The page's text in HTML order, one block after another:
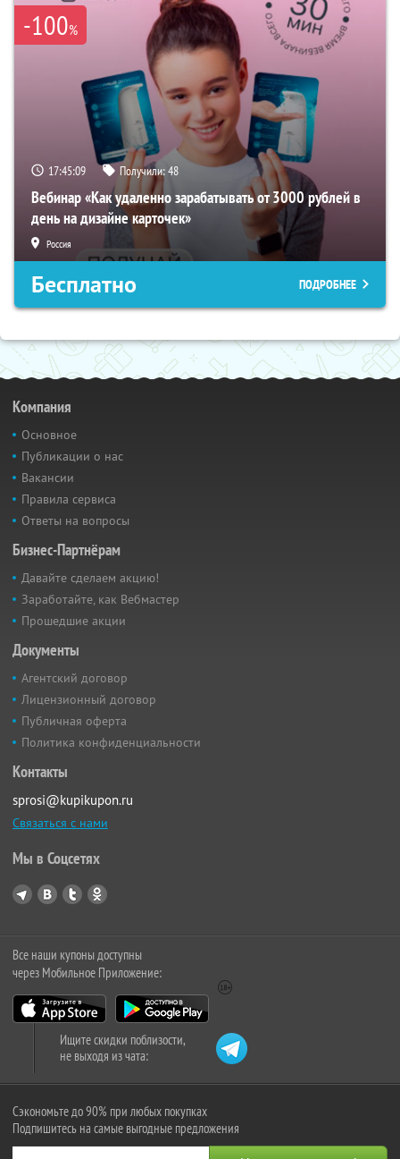
-100%
17:45:08 Получили:48
Вебинар «Как удаленно зарабатывать от 3000 рублей в
день на дизайне карточек»
Россия
Бесплатно ПОДРОБНЕЕ
Компания
Основное
Публикации о нас
Вакансии
Правила сервиса
Ответы на вопросы
Бизнес-Партнёрам
Давайте сделаем акцию!
Заработайте, как Вебмастер
Прошедшие акции
Документы
Агентский договор
Лицензионный договор
Публичная оферта
Политика конфиденциальности
Контакты
sprosi@kupikupon.ru
Связаться с нами
Мы в Соцсетях
Все наши купоны доступны
через Мобильное Приложение:
Ищите скидки поблизости,
не выходя из чата:
Сэкономьте до 90% при любых покупках
Подпишитесь на самые выгодные предложения